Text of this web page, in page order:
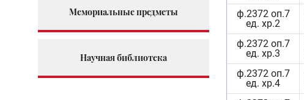
Мемориальные предметы
Научная библиотека
ф.2372 оп.7
ед. хр.2
ф.2372 оп.7
ед. хр.3
ф.2372 оп.7
ед. хр.4